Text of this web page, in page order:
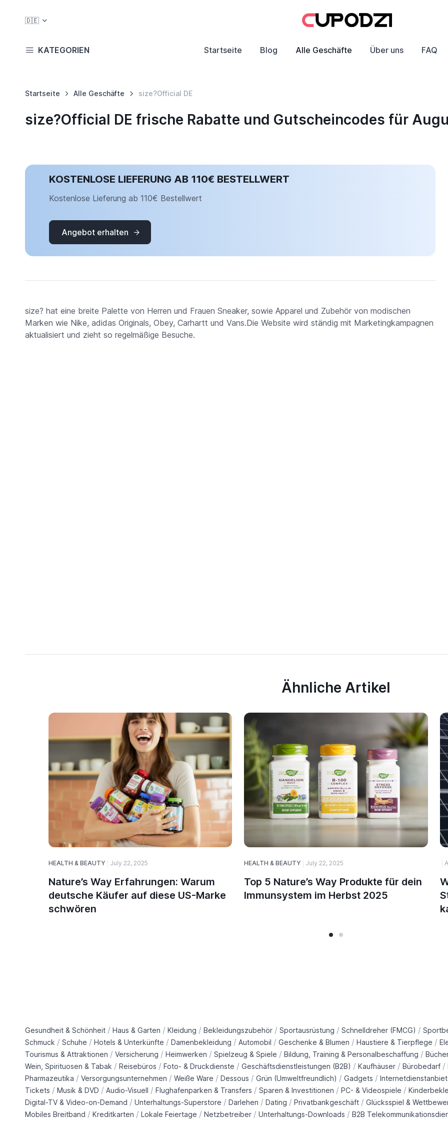
🇩🇪
KATEGORIEN Startseite Blog Alle Geschäfte Über uns FAQ
Startseite Alle Geschäfte size?Official DE
size?Official DE frische Rabatte und Gutscheincodes für
KOSTENLOSE LIEFERUNG AB 110€ BESTELLWERT
Kostenlose Lieferung ab 110€ Bestellwert
Angebot erhalten
size? hat eine breite Palette von Herren und Frauen Sneaker, sowie Apparel und Zubehör von modischen
Marken wie Nike, adidas Originals, Obey, Carhartt und Vans.Die Website wird ständig mit Marketingkampagnen
aktualisiert und zieht so regelmäßige Besuche.
Ähnliche Artikel
HEALTH & BEAUTY July 22, 2025
Nature’s Way Erfahrungen: Warum
deutsche Käufer auf diese US-Marke
schwören
HEALTH & BEAUTY July 22, 2025
Top 5 Nature’s Way Produkte für dein
Immunsystem im Herbst 2025
Gesundheit & Schönheit / Haus & Garten / Kleidung / Bekleidungszubehör / Sportausrüstung / Schnelldreher (FMCG) /
Schmuck / Schuhe / Hotels & Unterkünfte / Damenbekleidung / Automobil / Geschenke & Blumen / Haustiere & Tierpflege /
Tourismus & Attraktionen / Versicherung / Heimwerken / Spielzeug & Spiele / Bildung, Training & Personalbeschaffung /
Wein, Spirituosen & Tabak / Reisebüros / Foto- & Druckdienste / Geschäftsdienstleistungen (B2B) / Kaufhäuser / Bürobedarf /
Pharmazeutika / Versorgungsunternehmen / Weiße Ware / Dessous / Grün (Umweltfreundlich) / Gadgets /
Tickets / Musik & DVD / Audio-Visuell / Flughafenparken & Transfers / Sparen & Investitionen / PC- & Videospiele /
Digital-TV & Video-on-Demand / Unterhaltungs-Superstore / Darlehen / Dating / Privatbankgeschäft / Glücksspiel &
Mobiles Breitband / Kreditkarten / Lokale Feiertage / Netzbetreiber / Unterhaltungs-Downloads / B2B